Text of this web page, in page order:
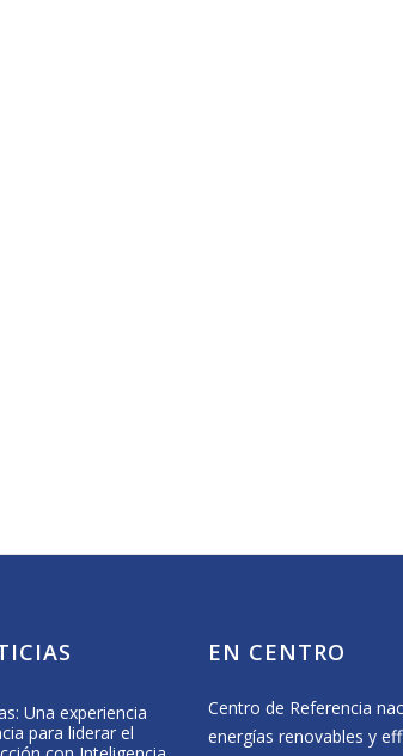
Una experiencia
para liderar el
Formación Profesional,
inclusión en el CIP Virgen del
EN CENTRO
Centro de Referencia
energías renovables y